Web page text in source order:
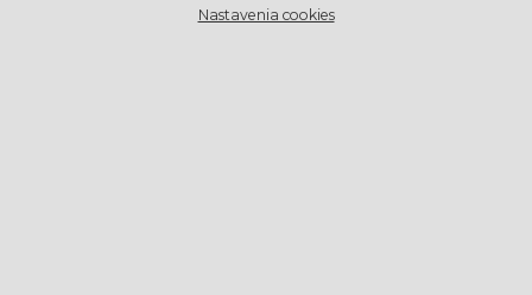
Nastavenia cookies